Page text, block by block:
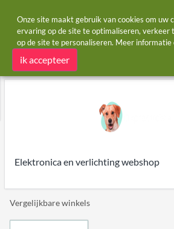
Startpagina Winkels DKProducts
DKProducts cashback
Elektronica en verlichting webshop
Vergelijkbare winkels
Onze site maakt gebruik van cookies om uw
ervaring op de site te optimaliseren, verkeer
op de site te personaliseren. Meer informatie
ik accepteer